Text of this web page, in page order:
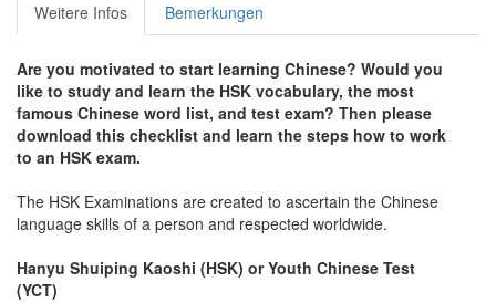
Weitere Infos Bemerkungen
Are you motivated to start learning Chinese? Would you
like to study and learn the HSK vocabulary, the most
famous Chinese word list, and test exam? Then please
download this checklist and learn the steps how to work
to an HSK exam.
The HSK Examinations are created to ascertain the Chinese
language skills of a person and respected worldwide.
Hanyu Shuiping Kaoshi (HSK) or Youth Chinese Test
(YCT)